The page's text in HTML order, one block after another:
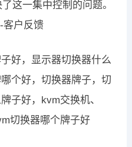
这一集中控制的问题。
客户反馈
好，显示器切换器什么
个好，切换器牌子，切
子好，kvm交换机、
切换器哪个牌子好